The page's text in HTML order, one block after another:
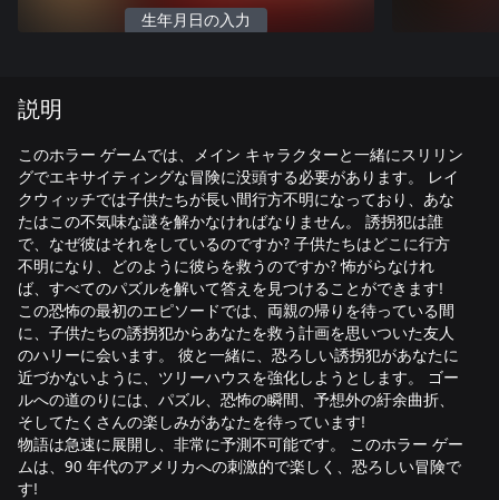
生年月日の入力
説明
このホラー ゲームでは、メイン キャラクターと一緒にスリリン
グでエキサイティングな冒険に没頭する必要があります。 レイ
クウィッチでは子供たちが長い間行方不明になっており、あな
たはこの不気味な謎を解かなければなりません。 誘拐犯は誰
で、なぜ彼はそれをしているのですか? 子供たちはどこに行方
不明になり、どのように彼らを救うのですか? 怖がらなけれ
ば、すべてのパズルを解いて答えを見つけることができます!
この恐怖の最初のエピソードでは、両親の帰りを待っている間
に、子供たちの誘拐犯からあなたを救う計画を思いついた友人
のハリーに会います。 彼と一緒に、恐ろしい誘拐犯があなたに
近づかないように、ツリーハウスを強化しようとします。 ゴー
ルへの道のりには、パズル、恐怖の瞬間、予想外の紆余曲折、
そしてたくさんの楽しみがあなたを待っています!
物語は急速に展開し、非常に予測不可能です。 このホラー ゲー
ムは、90 年代のアメリカへの刺激的で楽しく、恐ろしい冒険で
す!